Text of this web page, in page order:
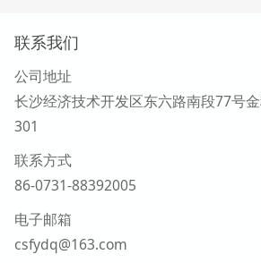
联系我们
公司地址
长沙经济技术开发区东六路南段77号
301
联系方式
86-0731-88392005
电子邮箱
csfydq@163.com